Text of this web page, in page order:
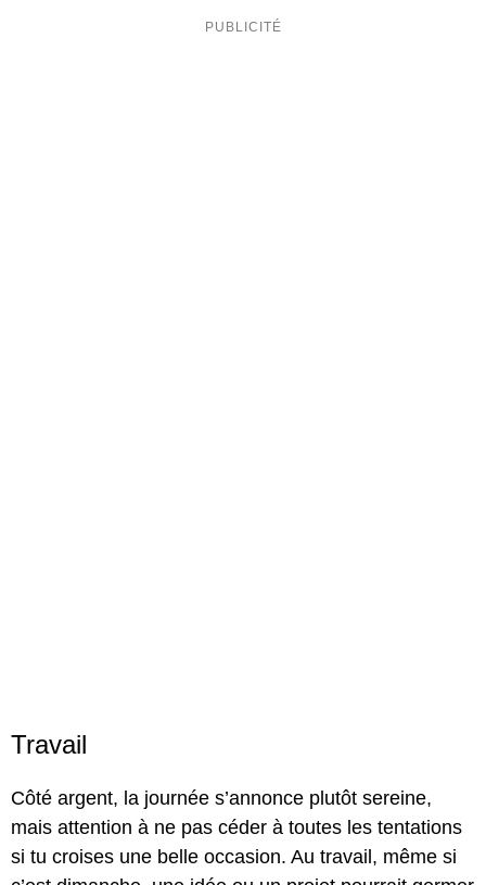
Travail
Côté argent, la journée s’annonce plutôt sereine,
mais attention à ne pas céder à toutes les tentations
si tu croises une belle occasion. Au travail, même si